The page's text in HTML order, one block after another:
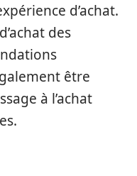
d’achat.
des
être
à l’achat